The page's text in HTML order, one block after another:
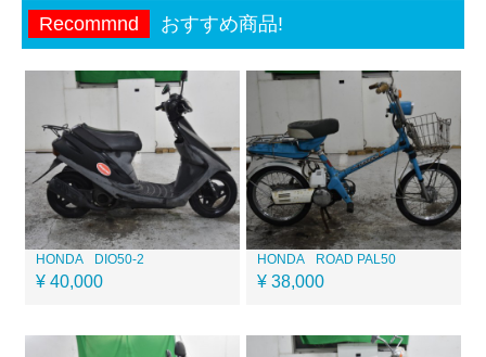
Recommnd おすすめ商品!
HONDA DIO50-2
¥ 40,000
HONDA ROAD PAL50
¥ 38,000